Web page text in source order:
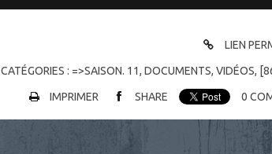
LIEN
CATÉGORIES : =>SAISON. 11,DOCUMENTS,VIDÉOS,
IMPRIMER SHARE 0